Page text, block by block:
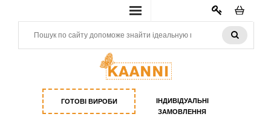
КАБИНЕТ
ГОТОВІ ВИРОБИ
ІНДИВІДУАЛЬНІ
ЗАМОВЛЕННЯ